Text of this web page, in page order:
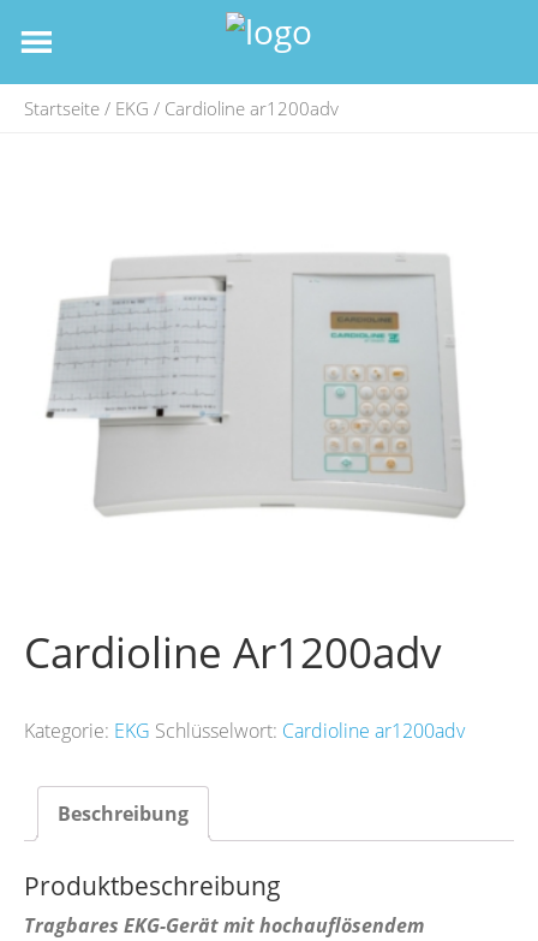
Startseite / EKG / Cardioline ar1200adv
Cardioline Ar1200adv
Kategorie: EKG Schlüsselwort: Cardioline ar1200adv
Beschreibung
Produktbeschreibung
Tragbares EKG-Gerät mit hochauflösendem